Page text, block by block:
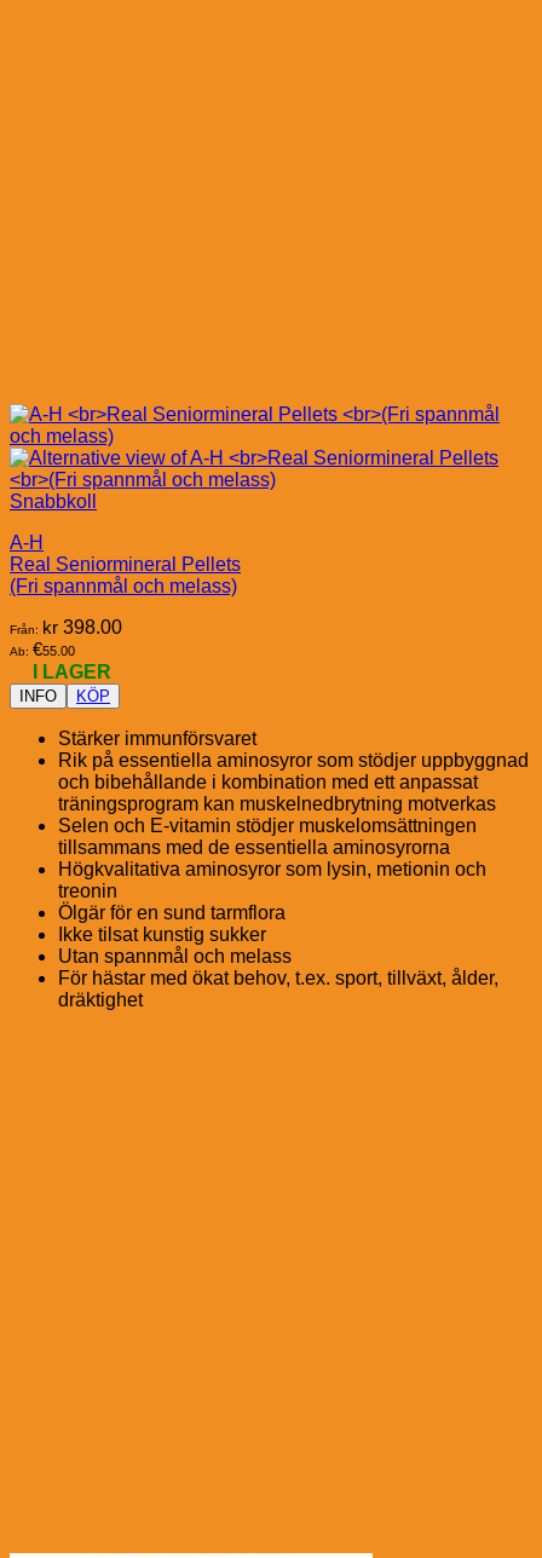
Snabbkoll
A-H
Real Seniormineral Pellets
(Fri spannmål och melass)
Från: kr 398.00
Ab: €55.00
I LAGER
INFO KÖP
Stärker immunförsvaret
Rik på essentiella aminosyror som stödjer uppbyggnad
och bibehållande i kombination med ett anpassat
träningsprogram kan muskelnedbrytning motverkas
Selen och E-vitamin stödjer muskelomsättningen
tillsammans med de essentiella aminosyrorna
Högkvalitativa aminosyror som lysin, metionin och
treonin
Ölgär för en sund tarmflora
Ikke tilsat kunstig sukker
Utan spannmål och melass
För hästar med ökat behov, t.ex. sport, tillväxt, ålder,
dräktighet